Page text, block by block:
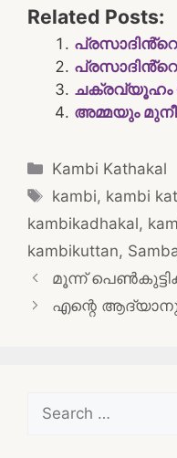
Related Posts:
ചക്രവ്യൂഹം
അമ്മയും
Categories
Kambi Kathakal
Tags
kambi, kambi
kambikadhakal,
kambikuttan,
Post
navigation
മൂന്ന്
എന്റെ
Search
for: